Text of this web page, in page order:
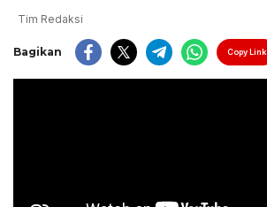
Tim Redaksi
Bagikan Copy Link